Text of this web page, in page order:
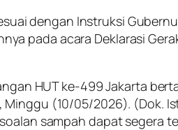
dengan Instruksi
pada acara Deklarasi
HUT ke-499 Jakarta
Minggu (10/05/2026). (Dok.
sampah dapat segera